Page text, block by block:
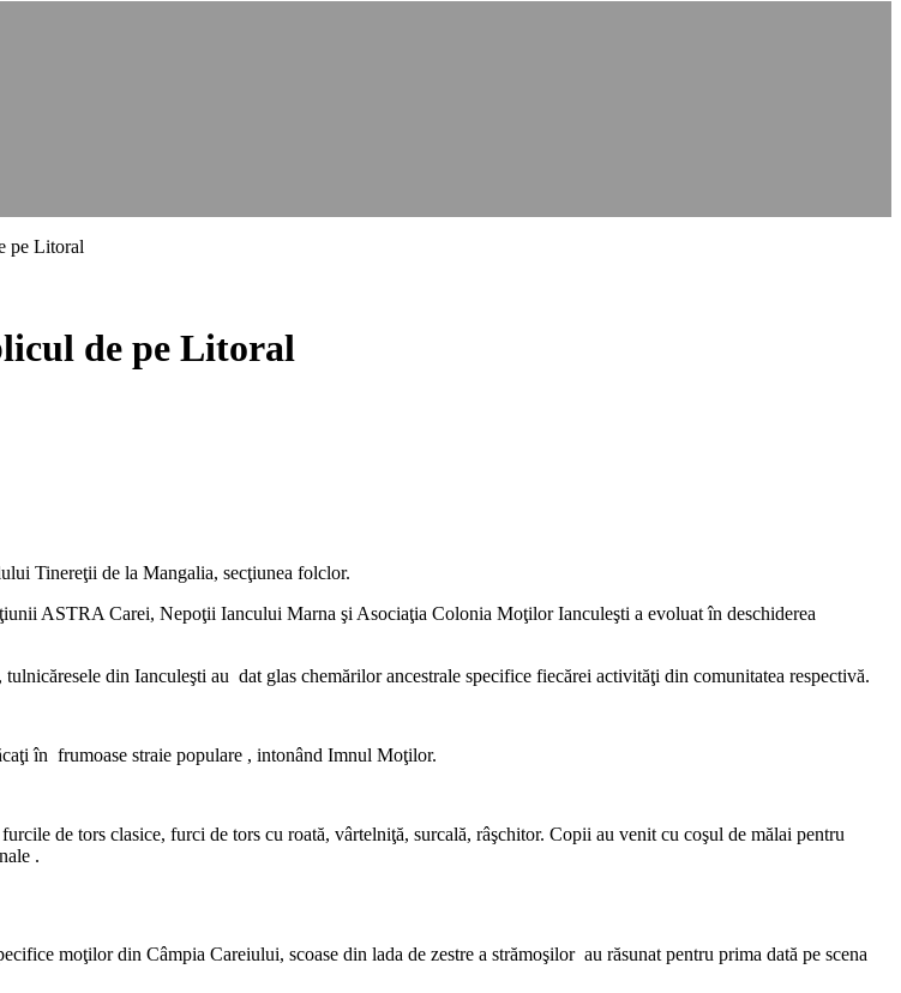
pe Litoral
de pe Litoral
Tinereţii de la Mangalia, secţiunea folclor.
ASTRA Carei, Nepoţii Iancului Marna şi Asociaţia Colonia Moţilor Ianculeşti a evoluat în deschiderea
din Ianculeşti au dat glas chemărilor ancestrale specifice fiecărei activităţi din comunitatea respectivă.
în frumoase straie populare , intonând Imnul Moţilor.
de tors clasice, furci de tors cu roată, vârtelniţă, surcală, râşchitor. Copii au venit cu coşul de mălai pentru
.
moţilor din Câmpia Careiului, scoase din lada de zestre a strămoşilor au răsunat pentru prima dată pe scena